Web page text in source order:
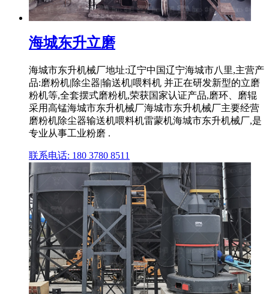
海城东升立磨
海城市东升机械厂地址:辽宁中国辽宁海城市八里,主营产
品:磨粉机|除尘器|输送机|喂料机 并正在研发新型的立磨
粉机等,全套摆式磨粉机,荣获国家认证产品,磨环、磨辊
采用高锰海城市东升机械厂海城市东升机械厂主要经营
磨粉机除尘器输送机喂料机雷蒙机海城市东升机械厂,是
专业从事工业粉磨 .
联系电话: 180 3780 8511